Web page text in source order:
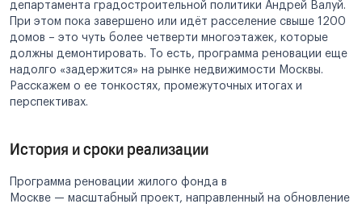
департамента градостроительной политики Андрей Валуй.
При этом пока завершено или идёт расселение свыше 1200
домов – это чуть более четверти многоэтажек, которые
должны демонтировать. То есть, программа реновации еще
надолго «задержится» на рынке недвижимости Москвы.
Расскажем о ее тонкостях, промежуточных итогах и
перспективах.
История и сроки реализации
Программа реновации жилого фонда в
Москве — масштабный проект, направленный на обновление